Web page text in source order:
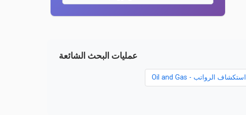
عمليات البحث الشائعة
استكشاف الرواتب - Oil and Gas